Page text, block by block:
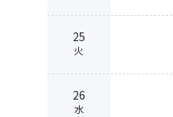
25
火
26
水